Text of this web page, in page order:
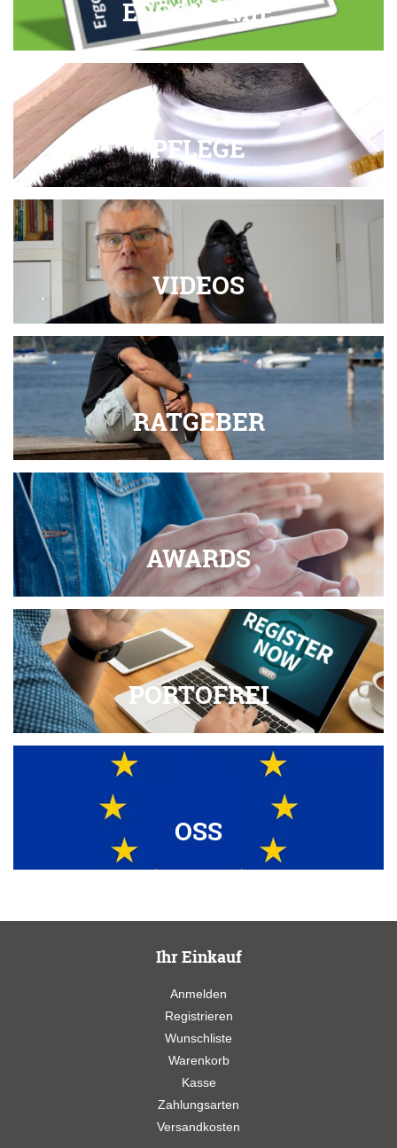
ERGONOMIE
PFLEGE
VIDEOS
RATGEBER
AWARDS
PORTOFREI
OSS
Ihr Einkauf
Anmelden
Registrieren
Wunschliste
Warenkorb
Kasse
Zahlungsarten
Versandkosten